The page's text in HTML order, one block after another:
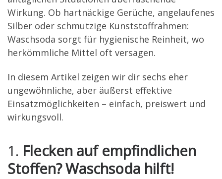
Wirkung. Ob hartnäckige Gerüche, angelaufenes
Silber oder schmutzige Kunststoffrahmen:
Waschsoda sorgt für hygienische Reinheit, wo
herkömmliche Mittel oft versagen.
In diesem Artikel zeigen wir dir sechs eher
ungewöhnliche, aber äußerst effektive
Einsatzmöglichkeiten – einfach, preiswert und
wirkungsvoll.
1. Flecken auf empfindlichen
Stoffen? Waschsoda hilft!